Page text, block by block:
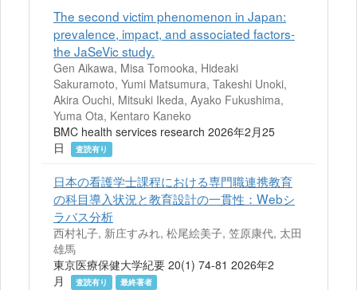
The second victim phenomenon in Japan:
prevalence, impact, and associated factors-
the JaSeVic study.
Gen Aikawa, Misa Tomooka, Hideaki
Sakuramoto, Yumi Matsumura, Takeshi Unoki,
Akira Ouchi, Mitsuki Ikeda, Ayako Fukushima,
Yuma Ota, Kentaro Kaneko
BMC health services research 2026年2月25
日
査読有り
日本の看護学士課程における専門職連携教育
の科目導入状況と教育設計の一貫性：Webシ
ラバス分析
西村礼子, 新庄すみれ, 松尾絵美子, 笠原康代, 太田
雄馬
東京医療保健大学紀要 20(1) 74-81 2026年2
月
査読有り 最終著者